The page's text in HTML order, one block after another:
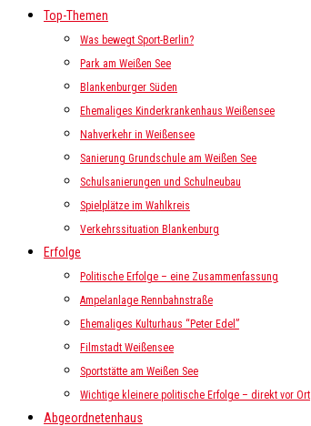
Top-Themen
Was bewegt Sport-Berlin?
Park am Weißen See
Blankenburger Süden
Ehemaliges Kinderkrankenhaus Weißensee
Nahverkehr in Weißensee
Sanierung Grundschule am Weißen See
Schulsanierungen und Schulneubau
Spielplätze im Wahlkreis
Verkehrssituation Blankenburg
Erfolge
Politische Erfolge – eine Zusammenfassung
Ampelanlage Rennbahnstraße
Ehemaliges Kulturhaus “Peter Edel”
Filmstadt Weißensee
Sportstätte am Weißen See
Wichtige kleinere politische Erfolge – direkt vor Ort
Abgeordnetenhaus